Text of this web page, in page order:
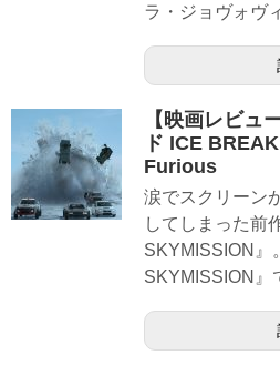
ラ・ジョヴォヴ
【映画レビュ
ド ICE
Furious
涙でスクリーン
してしまった前
SKYMISSION』
SKYMISSION』